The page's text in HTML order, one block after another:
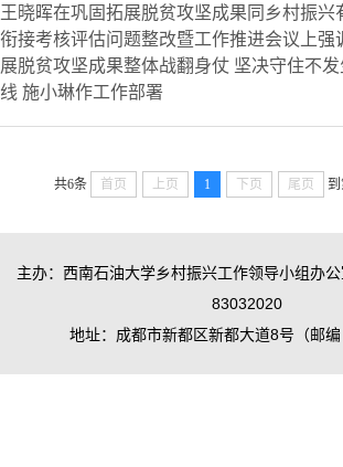
王晓晖在巩固拓展脱贫攻坚成果同乡村振兴
衔接考核评估问题整改暨工作推进会议上强
展脱贫攻坚成果整体战翻身仗 坚决守住不
线 施小琳作工作部署
共6条 首页 上页 1 下页 尾页
主办：西南石油大学乡村振兴工作领导小组办
83032020
地址：成都市新都区新都大道8号（邮编